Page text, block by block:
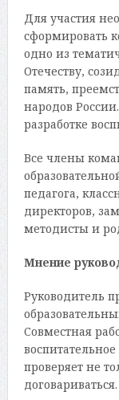
Для участия
сформировать
одно из
Отечеству,
память,
народов
разработке
Все члены
педагога,
директоров,
методисты и
Мнение
Руководитель
Совместная
проверяет не
договариваться.